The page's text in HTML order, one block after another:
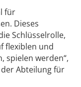
für
Dieses
Schlüsselrolle,
flexiblen und
spielen werden“,
Abteilung für